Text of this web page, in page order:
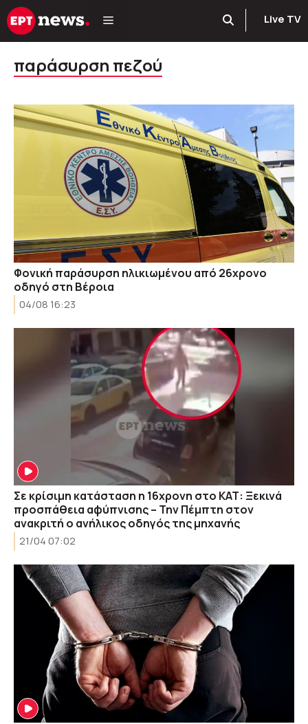
Μετάβαση
σε
Live TV
παράσυρση πεζού
Φονική παράσυρση ηλικιωμένου από 26χρονο
οδηγό στη Βέροια
04/08 16:23
Σε κρίσιμη κατάσταση η 16χρονη στο ΚΑΤ: Ξεκινά
προσπάθεια αφύπνισης – Την Πέμπτη στον
ανακριτή ο ανήλικος οδηγός της μηχανής
21/04 07:02